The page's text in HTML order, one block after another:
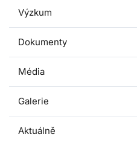
Výzkum
Dokumenty
Média
Galerie
Aktuálně